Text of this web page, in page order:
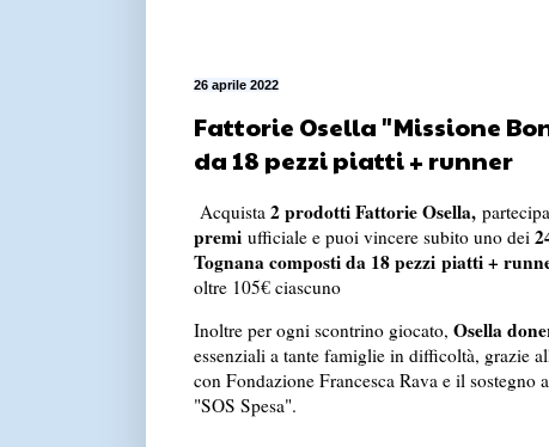
26 aprile 2022
Fattorie Osella "Missione
da 18 pezzi piatti + runner
Acquista 2 prodotti Fattorie Osella,
premiufficiale e puoi vincere subito uno dei
Tognana composti da 18 pezzi piatti +
oltre 105€ ciascuno
Inoltre per ogni scontrino giocato, Osella
essenziali a tante famiglie in difficoltà, grazie
con Fondazione Francesca Rava e il sostegno
"SOS Spesa".